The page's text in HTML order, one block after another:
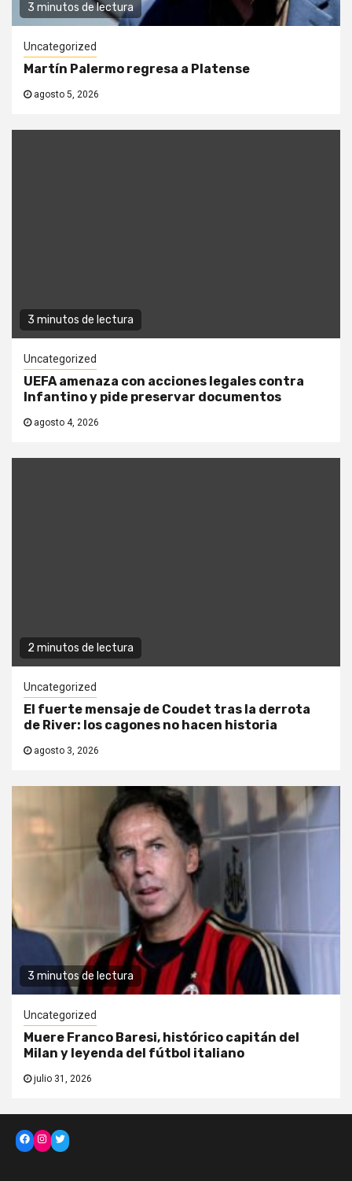
3 minutos de lectura
Uncategorized
Martín Palermo regresa a Platense
agosto 5, 2026
3 minutos de lectura
Uncategorized
UEFA amenaza con acciones legales contra
Infantino y pide preservar documentos
agosto 4, 2026
2 minutos de lectura
Uncategorized
El fuerte mensaje de Coudet tras la derrota
de River: los cagones no hacen historia
agosto 3, 2026
3 minutos de lectura
Uncategorized
Muere Franco Baresi, histórico capitán del
Milan y leyenda del fútbol italiano
julio 31, 2026
Facebook
Instagram
Twitter